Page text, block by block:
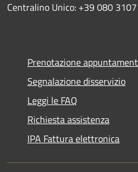
Centralino Unico: +39 080
Prenotazione
Segnalazione disservizio
Leggi le FAQ
Richiesta assistenza
IPA Fattura elettronica